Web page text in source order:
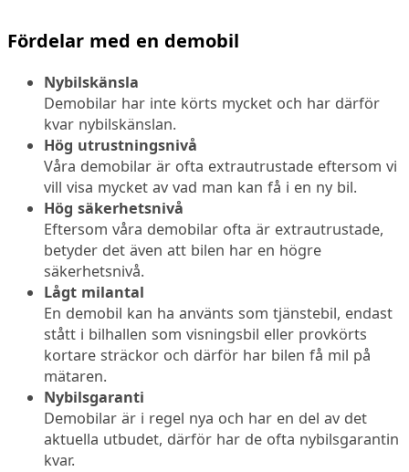
Fördelar med en demobil
Nybilskänsla
Demobilar har inte körts mycket och har därför
kvar nybilskänslan.
Hög utrustningsnivå
Våra demobilar är ofta extrautrustade eftersom vi
vill visa mycket av vad man kan få i en ny bil.
Hög säkerhetsnivå
Eftersom våra demobilar ofta är extrautrustade,
betyder det även att bilen har en högre
säkerhetsnivå.
Lågt milantal
En demobil kan ha använts som tjänstebil, endast
stått i bilhallen som visningsbil eller provkörts
kortare sträckor och därför har bilen få mil på
mätaren.
Nybilsgaranti
Demobilar är i regel nya och har en del av det
aktuella utbudet, därför har de ofta nybilsgarantin
kvar.